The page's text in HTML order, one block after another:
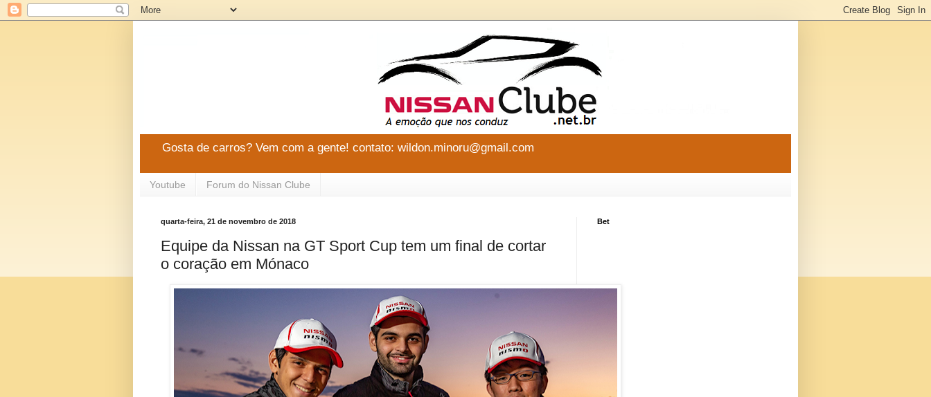
Gosta de carros? Vem com a gente! contato: wildon.minoru@gmail.com
Youtube Forum do Nissan Clube
quarta-feira, 21 de novembro de 2018
Equipe da Nissan na GT Sport Cup tem um final de cortar
o coração em Mónaco
Bet